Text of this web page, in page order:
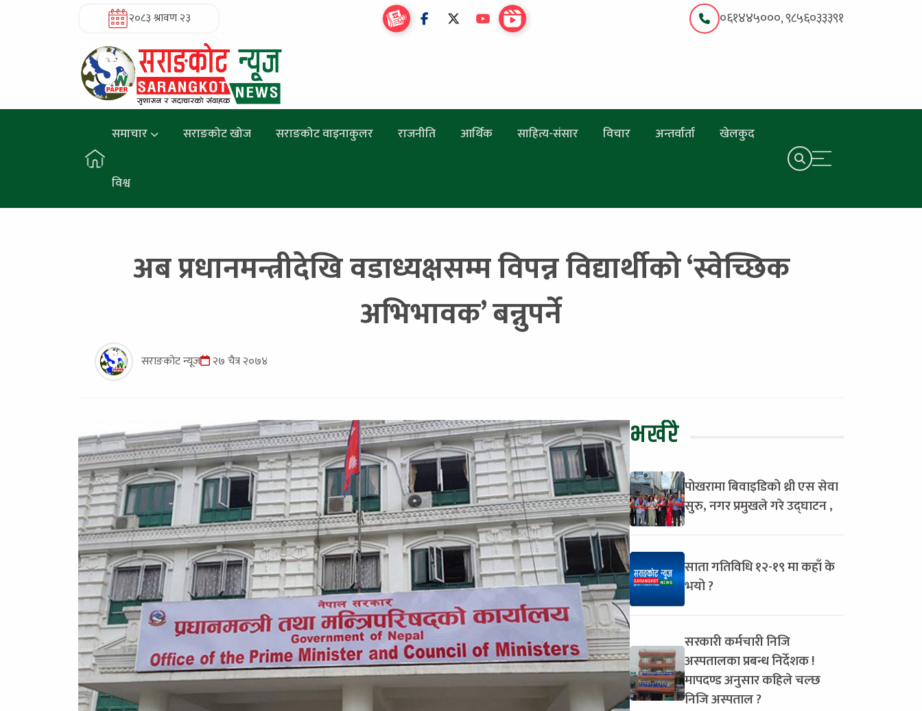
२०८३ श्रावण २३ ०६१४४५०००, ९८५६०३३३९१
समाचार सराङकोट खोज सराङकोट वाइनाकुलर राजनीति आर्थिक साहित्य-संसार विचार अन्तर्वार्ता खेलकुद
विश्व
अब प्रधानमन्त्रीदेखि वडाध्यक्षसम्म विपन्न विद्यार्थीको ‘स्वेच्छिक
अभिभावक’ बन्नुपर्ने
सराङकोट न्यूज २७ चैत्र २०७४
भर्खरै
पोखरामा बिवाइडिको थ्री एस सेवा
सुरु, नगर प्रमुखले गरे उद्घाटन ,
साता गतिविधि १२-१९ मा कहाँ के
भयो ?
सरकारी कर्मचारी निजि
अस्पतालका प्रबन्ध निर्देशक !
मापदण्ड अनुसार कहिले चल्छ
निजि अस्पताल ?